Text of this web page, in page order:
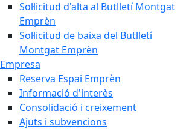
Sol·licitud d'alta al Butlletí Montgat
Emprèn
Sol·licitud de baixa del Butlletí
Montgat Emprèn
Empresa
Reserva Espai Emprèn
Informació d'interès
Consolidació i creixement
Ajuts i subvencions